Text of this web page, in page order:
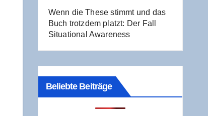
Wenn die The­se stimmt und das
Buch trotz­dem platzt: Der Fall
Situa­tio­nal Awareness
Beliebte Beiträge